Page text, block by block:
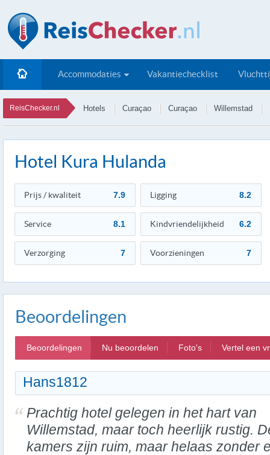
Accommodaties Vakantiechecklist
ReisChecker.nl Hotels Curaçao Curaçao Willemstad
Hotel Kura Hulanda
Prijs / kwaliteit 7.9 Ligging 8.2
Service 8.1 Kindvriendelijkheid 6.2
Verzorging 7 Voorzieningen 7
Beoordelingen
Beoordelingen Nu beoordelen Foto's Vertel een
Hans1812
Prachtig hotel gelegen in het hart van
Willemstad, maar toch heerlijk rustig.
kamers zijn ruim, maar helaas zonder